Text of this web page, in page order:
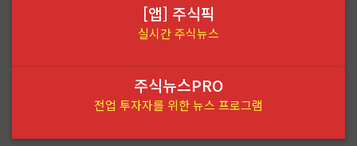
[앱] 주식픽
실시간 주식뉴스
주식뉴스PRO
전업 투자자를 위한 뉴스 프로그램